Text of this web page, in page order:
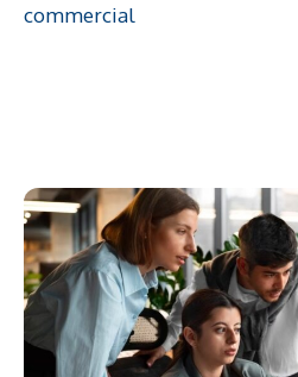
commercial